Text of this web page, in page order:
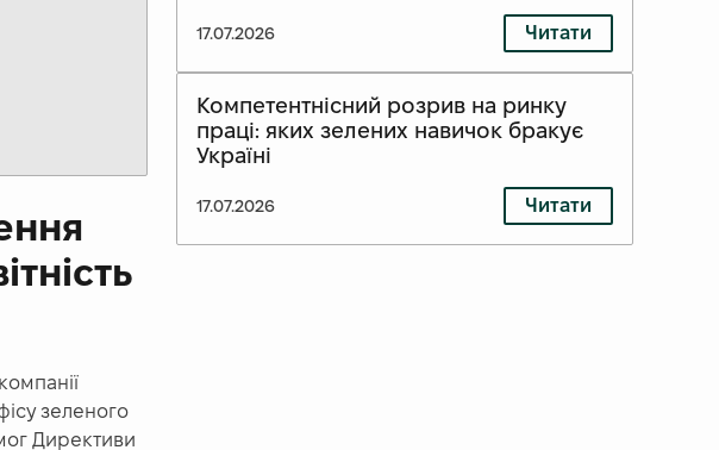
зеленого
Директиви
17.07.2026 Читати
Компетентнісний розрив на ринку
праці: яких зелених навичок бракує
Україні
17.07.2026 Читати